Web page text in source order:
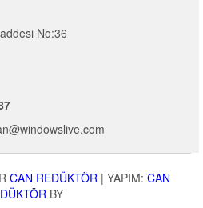
No:36
CAN REDÜKTÖR | YAPIM: CAN
BY